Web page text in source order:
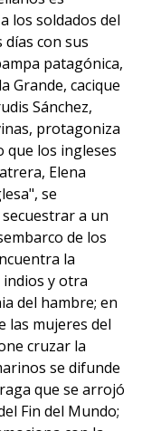
los soldados del
con sus
patagónica,
Grande, cacique
Sánchez,
protagoniza
que los ingleses
Elena
se
a un
de los
la
indios y otra
del hambre; en
las mujeres del
cruzar la
se difunde
que se arrojó
Fin del Mundo;